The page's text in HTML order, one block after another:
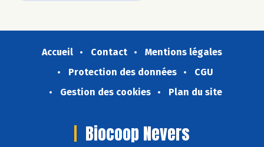
Accueil Contact
Mentions légales
Protection des données
CGU
Gestion des cookies
Plan du site
Biocoop Nevers